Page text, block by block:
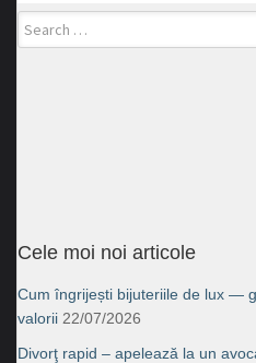
Cele moi noi articole
Cum îngrijești bijuteriile de lux —
valorii 22/07/2026
Divorţ rapid – apelează la un